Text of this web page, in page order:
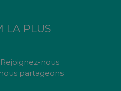
LA PLUS
nous
partageons